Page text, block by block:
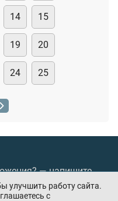
14 15
19 20
24 25
—напишите
банковским
улучшить работу сайта.
с